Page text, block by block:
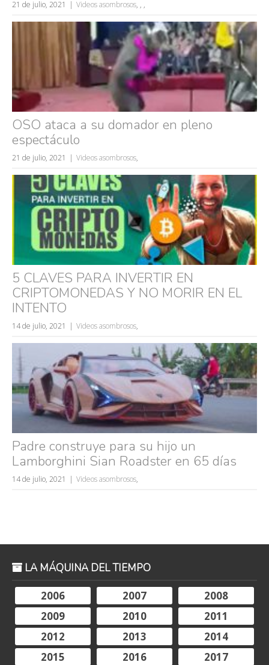
Búsquedas populares
mujeres guapas
volver a nacer
accidentes
wtf
caídas
21 de julio, 2021 Videos asombrosos, , ,
OSO ataca a su domador en pleno
espectáculo
21 de julio, 2021 Videos asombrosos,
5 CLAVES PARA INVERTIR EN
CRIPTOMONEDAS Y NO MORIR EN EL
INTENTO
14 de julio, 2021 Videos asombrosos,
Padre construye para su hijo un
Lamborghini Sian Roadster en 65 días
14 de julio, 2021 Videos asombrosos,
LA MÁQUINA DEL TIEMPO
2006
2007
2008
2009
2010
2011
2012
2013
2014
2015
2016
2017